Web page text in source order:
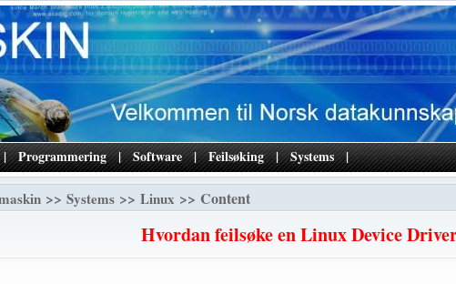
Programmering | Software | Feilsøking | Systems |
>> Systems >> Linux >> Content
Hvordan feilsøke en Linux Device